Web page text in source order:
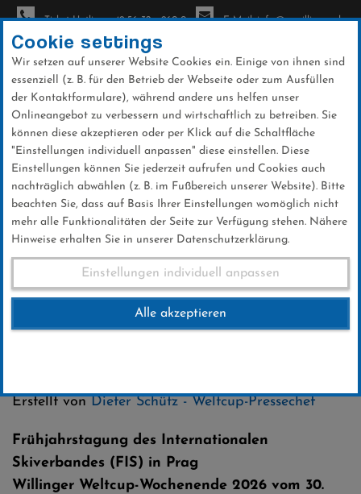
Direkt
zum
Inhalt
Ticket-Hotline: +49 56 32 - 960-0 E-Mail: info@sc-willingen.de
News
FIS Skisprung Weltcup
Willingen 30.01.-01.02.2026
Erstellt vonDieter Schütz - Weltcup-Pressechef
Frühjahrstagung des Internationalen
Skiverbandes (FIS) in Prag
Willinger Weltcup-Wochenende 2026 vom 30.
Cookie settings
Wir setzen auf unserer Website Cookies ein. Einige von ihnen sind
essenziell (z. B. für den Betrieb der Webseite oder zum Ausfüllen
der Kontaktformulare), während andere uns helfen unser
Onlineangebot zu verbessern und wirtschaftlich zu betreiben. Sie
können diese akzeptieren oder per Klick auf die Schaltfläche
"Einstellungen individuell anpassen" diese einstellen. Diese
Einstellungen können Sie jederzeit aufrufen und Cookies auch
nachträglich abwählen (z. B. im Fußbereich unserer Website). Bitte
beachten Sie, dass auf Basis Ihrer Einstellungen womöglich nicht
mehr alle Funktionalitäten der Seite zur Verfügung stehen. Nähere
Hinweise erhalten Sie in unserer Datenschutzerklärung.
Einstellungen individuell anpassen
Alle akzeptieren